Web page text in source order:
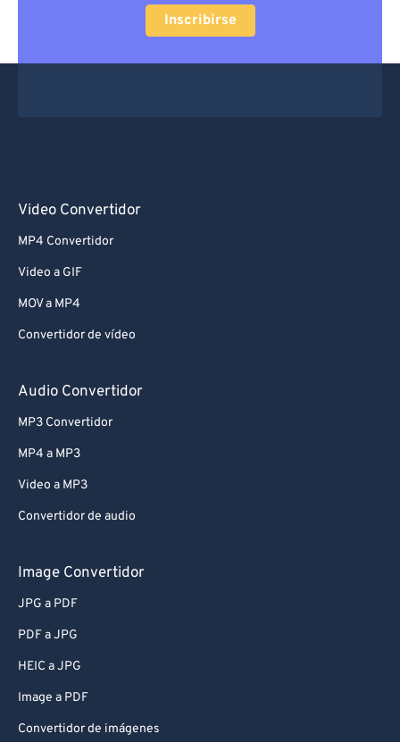
Inscribirse
Video Convertidor
MP4 Convertidor
Video a GIF
MOV a MP4
Convertidor de vídeo
Audio Convertidor
MP3 Convertidor
MP4 a MP3
Video a MP3
Convertidor de audio
Image Convertidor
JPG a PDF
PDF a JPG
HEIC a JPG
Image a PDF
Convertidor de imágenes